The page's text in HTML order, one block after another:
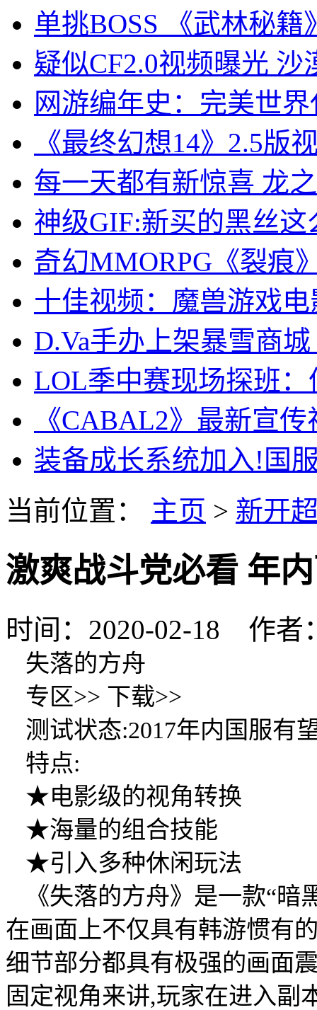
单挑BOSS 《武林秘籍
疑似CF2.0视频曝光 沙
网游编年史：完美世
《最终幻想14》2.5版
每一天都有新惊喜 龙
神级GIF:新买的黑丝这
奇幻MMORPG《裂痕
十佳视频：魔兽游戏电
D.Va手办上架暴雪商
LOL季中赛现场探班：
《CABAL2》最新宣
装备成长系统加入!国
当前位置： 主页 > 新开
激爽战斗党必看 年
时间：2020-02-18 作
失落的方舟
专区>> 下载>>
测试状态:2017年内国服有
特点:
★电影级的视角转换
★海量的组合技能
★引入多种休闲玩法
《失落的方舟》是一款“
在画面上不仅具有韩游惯有
细节部分都具有极强的画面
固定视角来讲,玩家在进入副